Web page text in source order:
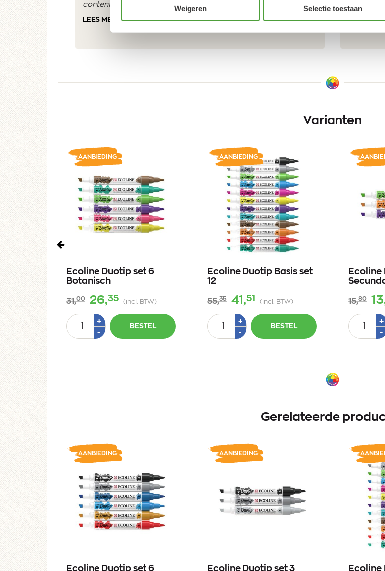
Weigeren Selectie toestaan
contente du résultat
LEES MEER
Varianten
Vorige
3
Ecoline Duotip set 6
Botanisch
31,00 26,35 (incl. BTW)
AANBIEDING
Aantal +Plus
-Min
BESTEL
Ecoline Duotip Basis set
12
55,35 41,51 (incl. BTW)
AANBIEDING
Aantal +Plus
-Min
BESTEL
Ecoline
15,80
Aantal +
-
Gerelateerde
Ecoline Duotip set 6
AANBIEDING
Ecoline Duotip set 3
AANBIEDING
Ecoline